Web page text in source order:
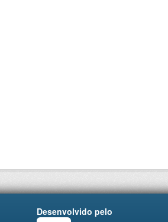
Desenvolvido pelo